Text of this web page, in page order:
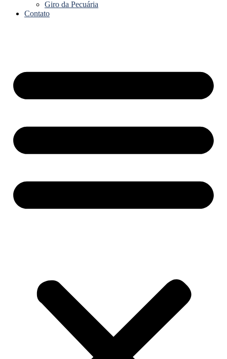
Giro da Pecuária
Contato